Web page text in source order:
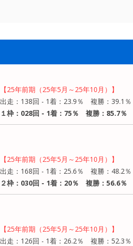
【25年前期（25年5月～25年10月）】
出走：138回 - 1着：23.9％ 複勝：39.1％
１枠：028回 - 1着：75％ 複勝：85.7％
【25年前期（25年5月～25年10月）】
出走：168回 - 1着：25.6％ 複勝：48.2％
２枠：030回 - 1着：20％ 複勝：56.6％
【25年前期（25年5月～25年10月）】
出走：126回 - 1着：26.2％ 複勝：52.3％